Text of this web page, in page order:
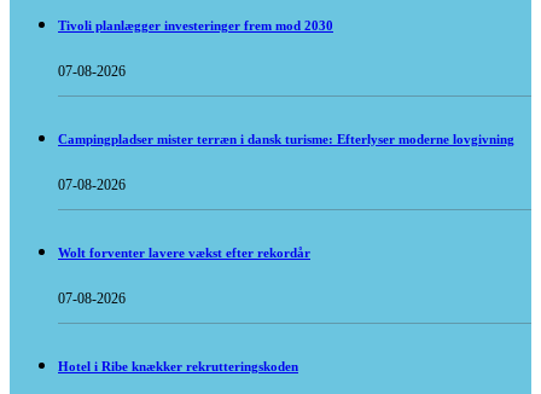
Tivoli planlægger investeringer frem mod 2030
07-08-2026
Campingpladser mister terræn i dansk turisme: Efterlyser moderne lovgivning
07-08-2026
Wolt forventer lavere vækst efter rekordår
07-08-2026
Hotel i Ribe knækker rekrutteringskoden